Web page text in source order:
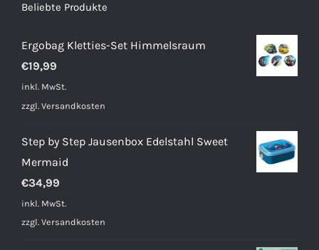
Beliebte Produkte
Ergobag Kletties-Set Himmelsraum
€19,99
inkl. MwSt.
zzgl. Versandkosten
Step by Step Jausenbox Edelstahl Sweet
Mermaid
€34,99
inkl. MwSt.
zzgl. Versandkosten